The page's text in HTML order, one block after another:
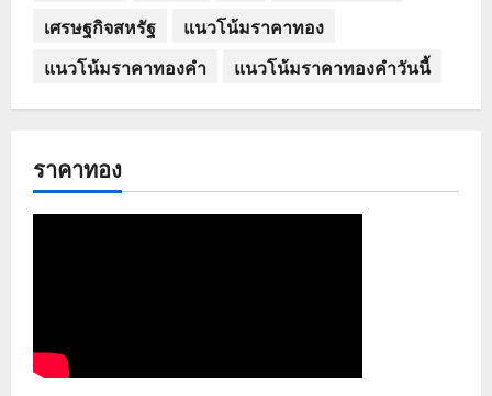
เศรษฐกิจสหรัฐ
แนวโน้มราคาทอง
แนวโน้มราคาทองคำ
แนวโน้มราคาทองคำวันนี้
ราคาทอง